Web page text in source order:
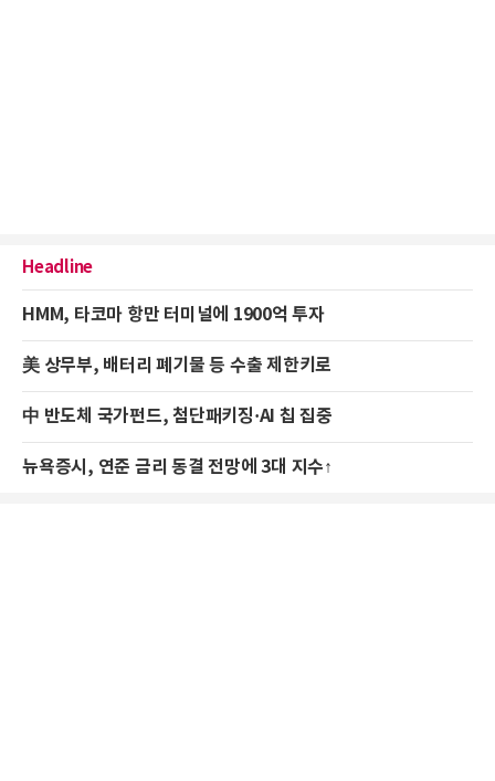
Headline
HMM, 타코마 항만 터미널에 1900억 투자
美 상무부, 배터리 폐기물 등 수출 제한키로
中 반도체 국가펀드, 첨단패키징·AI 칩 집중
뉴욕증시, 연준 금리 동결 전망에 3대 지수↑